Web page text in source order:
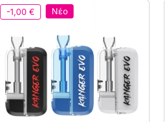
-1,00 € Νέο